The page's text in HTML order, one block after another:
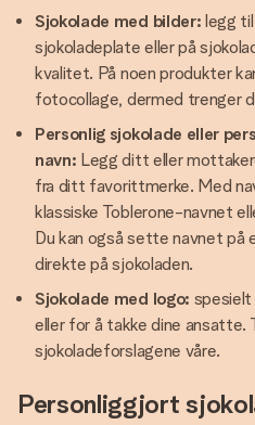
Sjokolade med bilder: legg
sjokoladeplate eller på
kvalitet. På noen produkter
fotocollage, dermed trenger
Personlig sjokolade eller
navn: Legg ditt eller
fra ditt favorittmerke. Med
klassiske Toblerone-navnet
Du kan også sette navnet på
direkte på sjokoladen.
Sjokolade med logo:
eller for å takke dine ansatte.
sjokoladeforslagene våre.
Personliggjort